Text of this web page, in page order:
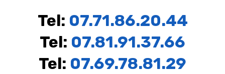
Tel: 07.71.86.20.44
Tel: 07.81.91.37.66
Tel: 07.69.78.81.29